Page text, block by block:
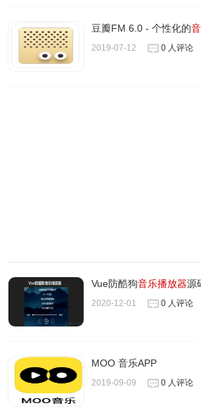
易语言产品，部分杀毒软件可能会误报
安全分析，请自行考虑风险。
豆瓣FM 6.0 - 个性化的
2019-07-12 0 人评论
Vue防酷狗音乐播放器源
2020-12-01 0 人评论
MOO 音乐APP
2019-09-09 0 人评论